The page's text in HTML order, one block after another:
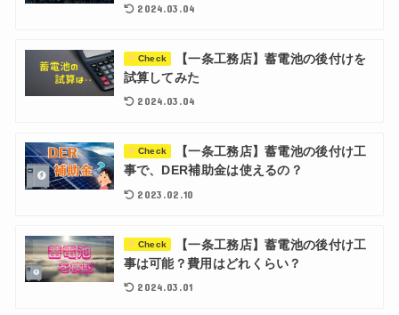
2024.03.04
Check
【一条工務店】蓄電池の後付けを
試算してみた
2024.03.04
Check
【一条工務店】蓄電池の後付け工
事で、DER補助金は使えるの？
2023.02.10
Check
【一条工務店】蓄電池の後付け工
事は可能？費用はどれくらい？
2024.03.01